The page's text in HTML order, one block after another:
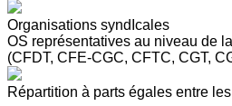
Organisations syndIcales
OS représentatives au niveau de
(CFDT, CFE-CGC, CFTC, CGT,
Répartition à parts égales entre